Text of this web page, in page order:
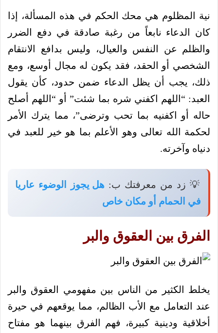
نية المظلوم هي محك الحكم في هذه المسألة، إذا
كان الدعاء نابعاً من رغبة صادقة في دفع الضرر
والظلم عن النفس والعيال، وليس بدافع الانتقام
الشخصي أو الحقد، فقد يكون له مجال أوسع، ومع
ذلك، يجب أن يظل الدعاء ضمن حدود، كأن يقول
العبد: “اللهم اكفني شره بما شئت” أو “اللهم أصلح
حاله أو اكفنيه بما تحب وترضى”، مما يترك الأمر
لحكمة الله تعالى وهو الأعلم بما هو خير للعبد في
دنياه وآخرته.
💡 زد من معرفتك ب: هل يجوز الوضوء عاريا
في الحمام أو مكان خاص
الفرق بين العقوق والبر
يخلط الكثير من الناس بين مفهومي العقوق والبر
عند التعامل مع الأب الظالم، مما يوقعهم في حيرة
أخلاقية ودينية كبيرة، فهم الفرق بينهما هو مفتاح